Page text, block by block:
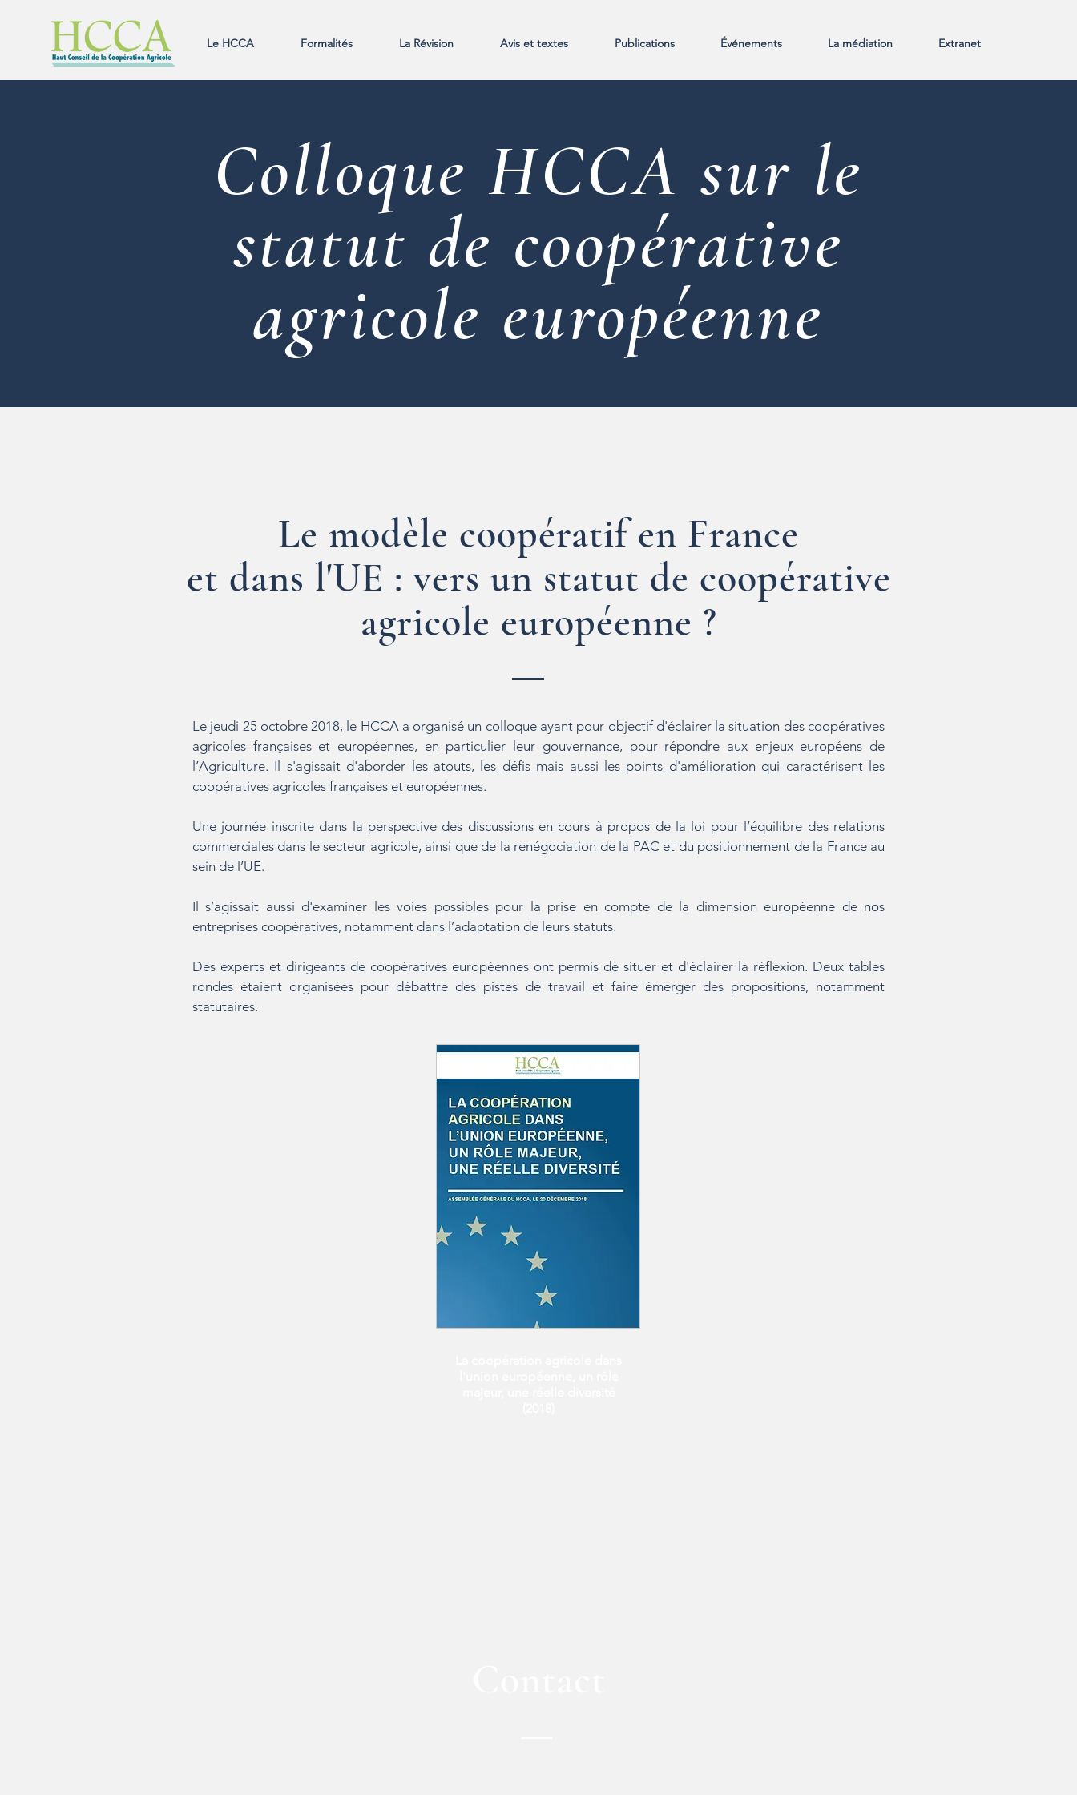
Le HCCA Formalités La Révision Avis et textes Publications Événements La médiation Extranet
Colloque HCCA sur le
statut de coopérative
agricole européenne
Le modèle coopératif en France
et dans l'UE : vers un statut de coopérative
agricole européenne ?
Le jeudi 25 octobre 2018, le HCCA a organisé un colloque ayant pour objectif d'éclairer la situation des coopératives
agricoles françaises et européennes, en particulier leur gouvernance, pour répondre aux enjeux européens de
l’Agriculture. Il s'agissait d'aborder les atouts, les défis mais aussi les points d'amélioration qui caractérisent les
coopératives agricoles françaises et européennes.
Une journée inscrite dans la perspective des discussions en cours à propos de la loi pour l’équilibre des relations
commerciales dans le secteur agricole, ainsi que de la renégociation de la PAC et du positionnement de la France au
sein de l’UE.
Il s’agissait aussi d'examiner les voies possibles pour la prise en compte de la dimension européenne de nos
entreprises coopératives, notamment dans l’adaptation de leurs statuts.
Des experts et dirigeants de coopératives européennes ont permis de situer et d'éclairer la réflexion. Deux tables
rondes étaient organisées pour débattre des pistes de travail et faire émerger des propositions, notamment
statutaires.